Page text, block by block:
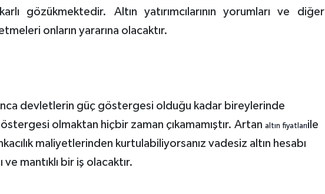
gözükmektedir. Altın yatırımcılarının yorumları ve diğer
onların yararına olacaktır.
devletlerin güç göstergesi olduğu kadar bireylerinde
olmaktan hiçbir zaman çıkamamıştır. Artan altın fiyatlarıile
maliyetlerinden kurtulabiliyorsanız vadesiz altın hesabı
ve mantıklı bir iş olacaktır.